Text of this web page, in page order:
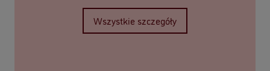
Wszystkie szczegóły